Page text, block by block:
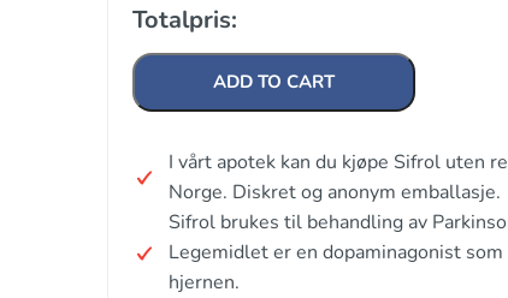
Totalpris:
ADD TO CART
I vårt apotek kan du kjøpe Sifrol uten
Norge. Diskret og anonym emballasje.
Sifrol brukes til behandling av
Legemidlet er en dopaminagonist
hjernen.